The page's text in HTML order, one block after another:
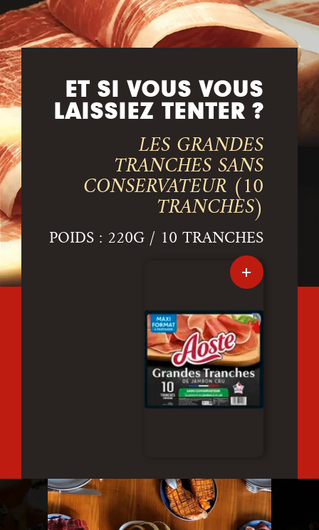
ET SI VOUS VOUS
LAISSIEZ TENTER ?
LES GRANDES
TRANCHES SANS
CONSERVATEUR (10
TRANCHES)
POIDS : 220G / 10 TRANCHES